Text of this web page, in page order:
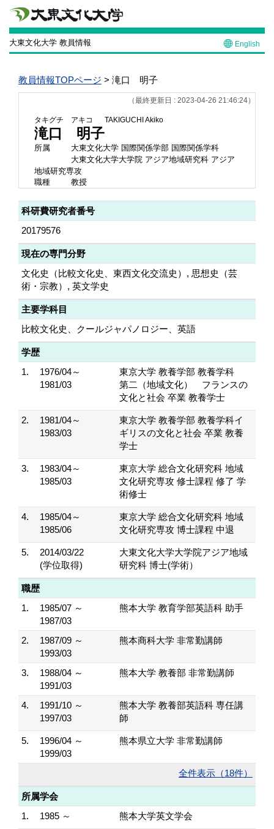
大東文化大学 教員情報 English
教員情報TOPページ > 滝口 明子
（最終更新日 : 2023-04-26 21:46:24）
タキグチ アキコ TAKIGUCHI Akiko
滝口 明子
所属
大東文化大学 国際関係学部 国際関係学科
大東文化大学大学院 アジア地域研究科 アジア
地域研究専攻
職種
教授
科研費研究者番号
20179576
現在の専門分野
文化史（比較文化史、東西文化交流史）, 思想史（芸
術・宗教）, 英文学史
主要学科目
比較文化史、クールジャパノロジー、英語
学歴
1.
1976/04～
1981/03
東京大学 教養学部 教養学科
第二（地域文化） フランスの
文化と社会 卒業 教養学士
2.
1981/04～
1983/03
東京大学 教養学部 教養学科イ
ギリスの文化と社会 卒業 教養
学士
3.
1983/04～
1985/03
東京大学 総合文化研究科 地域
文化研究専攻 修士課程 修了 学
術修士
4.
1985/04～
1985/06
東京大学 総合文化研究科 地域
文化研究専攻 博士課程 中退
5.
2014/03/22
(学位取得)
大東文化大学大学院アジア地域
研究科 博士(学術）
職歴
1.
1985/07 ～
1987/03
熊本大学 教育学部英語科 助手
2.
1987/09 ～
1993/03
熊本商科大学 非常勤講師
3.
1988/04 ～
1991/03
熊本大学 教養部 非常勤講師
4.
1991/10 ～
1997/03
熊本大学 教養部英語科 専任講
師
5.
1996/04 ～
1999/03
熊本県立大学 非常勤講師
全件表示（18件）
所属学会
1.
1985 ～ 熊本大学英文学会